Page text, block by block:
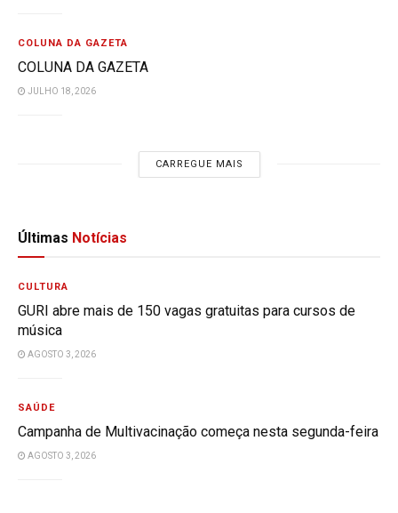
COLUNA DA GAZETA
COLUNA DA GAZETA
JULHO 18, 2026
CARREGUE MAIS
Últimas Notícias
CULTURA
GURI abre mais de 150 vagas gratuitas para cursos de
música
AGOSTO 3, 2026
SAÚDE
Campanha de Multivacinação começa nesta segunda-feira
AGOSTO 3, 2026